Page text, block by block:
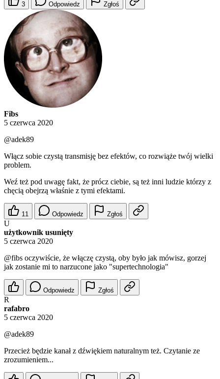
3 Odpowiedz Zgłoś
Fibs
5 czerwca 2020
@adek89
Włącz sobie czystą transmisję bez efektów, co rozwiąże twój wielki
problem.
Weź też pod uwagę fakt, że prócz ciebie, są też inni ludzie którzy z
chęcią obejrzą właśnie z tymi efektami.
11 Odpowiedz Zgłoś
U
użytkownik usunięty
5 czerwca 2020
@fibs oczywiście, że włączę czystą, oby było jak mówisz, gorzej
jak zostanie mi to narzucone jako "supertechnologia"
Odpowiedz Zgłoś
R
rafabro
5 czerwca 2020
@adek89
Przecież będzie kanał z dźwiękiem naturalnym też. Czytanie ze
zrozumieniem...